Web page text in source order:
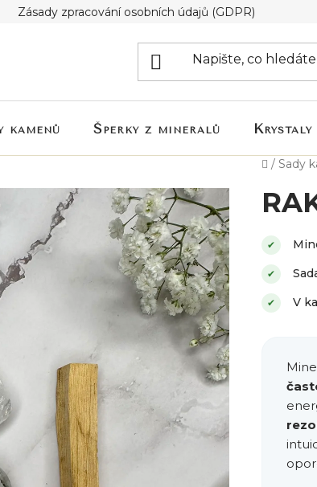
Zásady zpracování osobních údajů (GDPR)
kamenů Šperky z minerálů Krystaly
Domů
/ Sady
✔
✔
✔ V